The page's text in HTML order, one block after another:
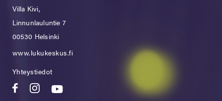
Villa Kivi,
Linnunlauluntie 7
00530 Helsinki
www.lukukeskus.fi
Yhteystiedot